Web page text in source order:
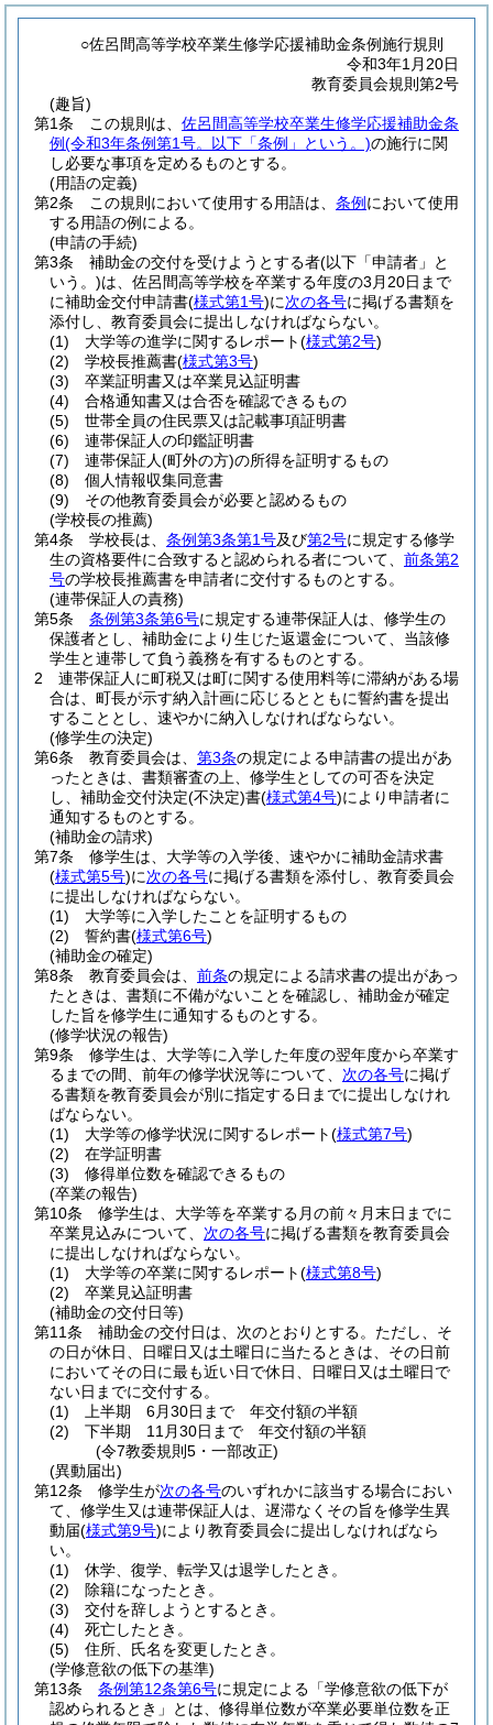
○佐呂間高等学校卒業生修学応援補助金条例施行規則
令和3年1月20日
教育委員会規則第2号
(趣旨)
第1条
この規則は、 佐呂間高等学校卒業生修学応援補助金条
例(令和3年条例第1号。以下「条例」という。)の施行に関
し必要な事項を定めるものとする。
(用語の定義)
第2条
この規則において使用する用語は、 条例 において使用
する用語の例による。
(申請の手続)
第3条
補助金の交付を受けようとする者(以下「申請者」と
いう。)は、佐呂間高等学校を卒業する年度の3月20日まで
に補助金交付申請書(様式第1号)に次の各号に掲げる書類を
添付し、教育委員会に提出しなければならない。
(1)
大学等の進学に関するレポート(様式第2号)
(2)
学校長推薦書(様式第3号)
(3)
卒業証明書又は卒業見込証明書
(4)
合格通知書又は合否を確認できるもの
(5)
世帯全員の住民票又は記載事項証明書
(6)
連帯保証人の印鑑証明書
(7)
連帯保証人(町外の方)の所得を証明するもの
(8)
個人情報収集同意書
(9)
その他教育委員会が必要と認めるもの
(学校長の推薦)
第4条
学校長は、 条例第3条第1号及び第2号に規定する修学
生の資格要件に合致すると認められる者について、 前条第2
号の学校長推薦書を申請者に交付するものとする。
(連帯保証人の責務)
第5条
条例第3条第6号に規定する連帯保証人は、修学生の
保護者とし、補助金により生じた返還金について、当該修
学生と連帯して負う義務を有するものとする。
2
連帯保証人に町税又は町に関する使用料等に滞納がある場
合は、町長が示す納入計画に応じるとともに誓約書を提出
することとし、速やかに納入しなければならない。
(修学生の決定)
第6条
教育委員会は、 第3条の規定による申請書の提出があ
ったときは、書類審査の上、修学生としての可否を決定
し、補助金交付決定(不決定)書(様式第4号)により申請者に
通知するものとする。
(補助金の請求)
第7条
修学生は、大学等の入学後、速やかに補助金請求書
(様式第5号)に次の各号に掲げる書類を添付し、教育委員会
に提出しなければならない。
(1)
大学等に入学したことを証明するもの
(2)
誓約書(様式第6号)
(補助金の確定)
第8条
教育委員会は、 前条の規定による請求書の提出があっ
たときは、書類に不備がないことを確認し、補助金が確定
した旨を修学生に通知するものとする。
(修学状況の報告)
第9条
修学生は、大学等に入学した年度の翌年度から卒業す
るまでの間、前年の修学状況等について、 次の各号に掲げ
る書類を教育委員会が別に指定する日までに提出しなけれ
ばならない。
(1)
大学等の修学状況に関するレポート(様式第7号)
(2)
在学証明書
(3)
修得単位数を確認できるもの
(卒業の報告)
第10条
修学生は、大学等を卒業する月の前々月末日までに
卒業見込みについて、 次の各号に掲げる書類を教育委員会
に提出しなければならない。
(1)
大学等の卒業に関するレポート(様式第8号)
(2)
卒業見込証明書
(補助金の交付日等)
第11条
補助金の交付日は、次のとおりとする。 ただし、そ
の日が休日、日曜日又は土曜日に当たるときは、その日前
においてその日に最も近い日で休日、日曜日又は土曜日で
ない日までに交付する。
(1)
上半期 6月30日まで 年交付額の半額
(2)
下半期 11月30日まで 年交付額の半額
(令7教委規則5・一部改正)
(異動届出)
第12条
修学生が次の各号のいずれかに該当する場合におい
て、修学生又は連帯保証人は、遅滞なくその旨を修学生異
動届(様式第9号)により教育委員会に提出しなければなら
い。
(1)
休学、復学、転学又は退学したとき。
(2)
除籍になったとき。
(3)
交付を辞しようとするとき。
(4)
死亡したとき。
(5)
住所、氏名を変更したとき。
(学修意欲の低下の基準)
第13条
条例第12条第6号に規定による「学修意欲の低下が
認められるとき」とは、修得単位数が卒業必要単位数を正